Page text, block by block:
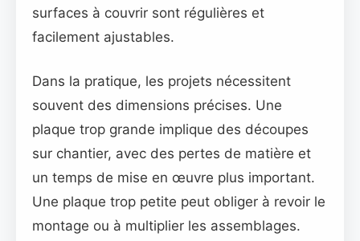
surfaces à couvrir sont régulières et
facilement ajustables.
Dans la pratique, les projets nécessitent
souvent des dimensions précises. Une
plaque trop grande implique des découpes
sur chantier, avec des pertes de matière et
un temps de mise en œuvre plus important.
Une plaque trop petite peut obliger à revoir le
montage ou à multiplier les assemblages.